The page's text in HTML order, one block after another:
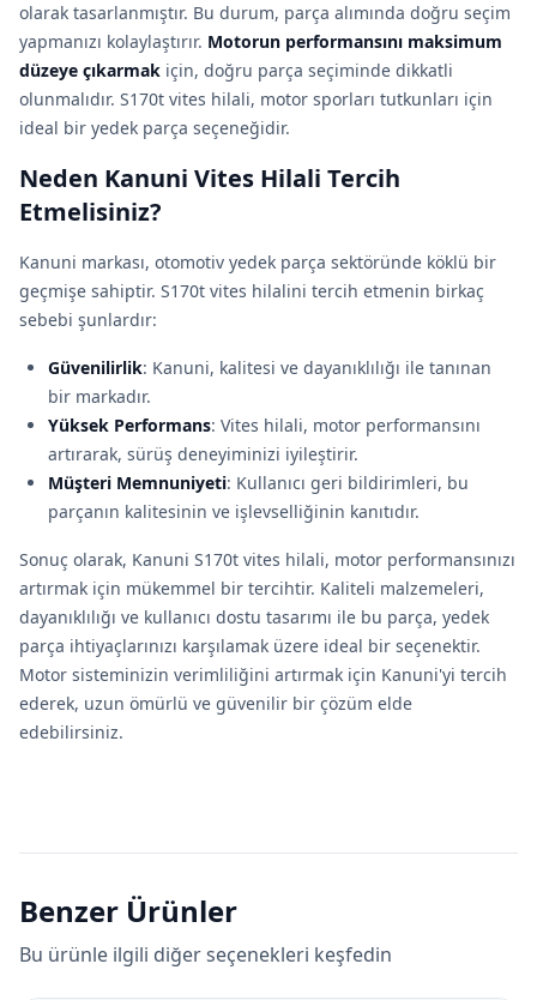
olarak tasarlanmıştır. Bu durum, parça alımında doğru seçim
yapmanızı kolaylaştırır. Motorun performansını maksimum
düzeye çıkarmak için, doğru parça seçiminde dikkatli
olunmalıdır. S170t vites hilali, motor sporları tutkunları için
ideal bir yedek parça seçeneğidir.
Neden Kanuni Vites Hilali Tercih
Etmelisiniz?
Kanuni markası, otomotiv yedek parça sektöründe köklü bir
geçmişe sahiptir. S170t vites hilalini tercih etmenin birkaç
sebebi şunlardır:
Güvenilirlik: Kanuni, kalitesi ve dayanıklılığı ile tanınan
bir markadır.
Yüksek Performans: Vites hilali, motor performansını
artırarak, sürüş deneyiminizi iyileştirir.
Müşteri Memnuniyeti: Kullanıcı geri bildirimleri, bu
parçanın kalitesinin ve işlevselliğinin kanıtıdır.
Sonuç olarak, Kanuni S170t vites hilali, motor performansınızı
artırmak için mükemmel bir tercihtir. Kaliteli malzemeleri,
dayanıklılığı ve kullanıcı dostu tasarımı ile bu parça, yedek
parça ihtiyaçlarınızı karşılamak üzere ideal bir seçenektir.
Motor sisteminizin verimliliğini artırmak için Kanuni'yi tercih
ederek, uzun ömürlü ve güvenilir bir çözüm elde
edebilirsiniz.
Benzer Ürünler
Bu ürünle ilgili diğer seçenekleri keşfedin